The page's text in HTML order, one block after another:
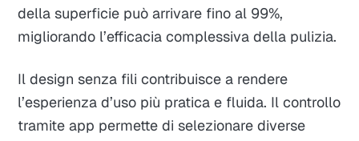
della superficie può arrivare fino al 99%,
migliorando l’efficacia complessiva della pulizia.
Il design senza fili contribuisce a rendere
l’esperienza d’uso più pratica e fluida. Il controllo
tramite app permette di selezionare diverse